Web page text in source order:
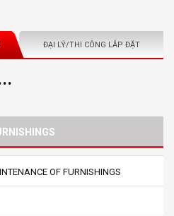
ĐẠI LÝ/THI CÔNG LẮP ĐẶT
OF FURNISHINGS